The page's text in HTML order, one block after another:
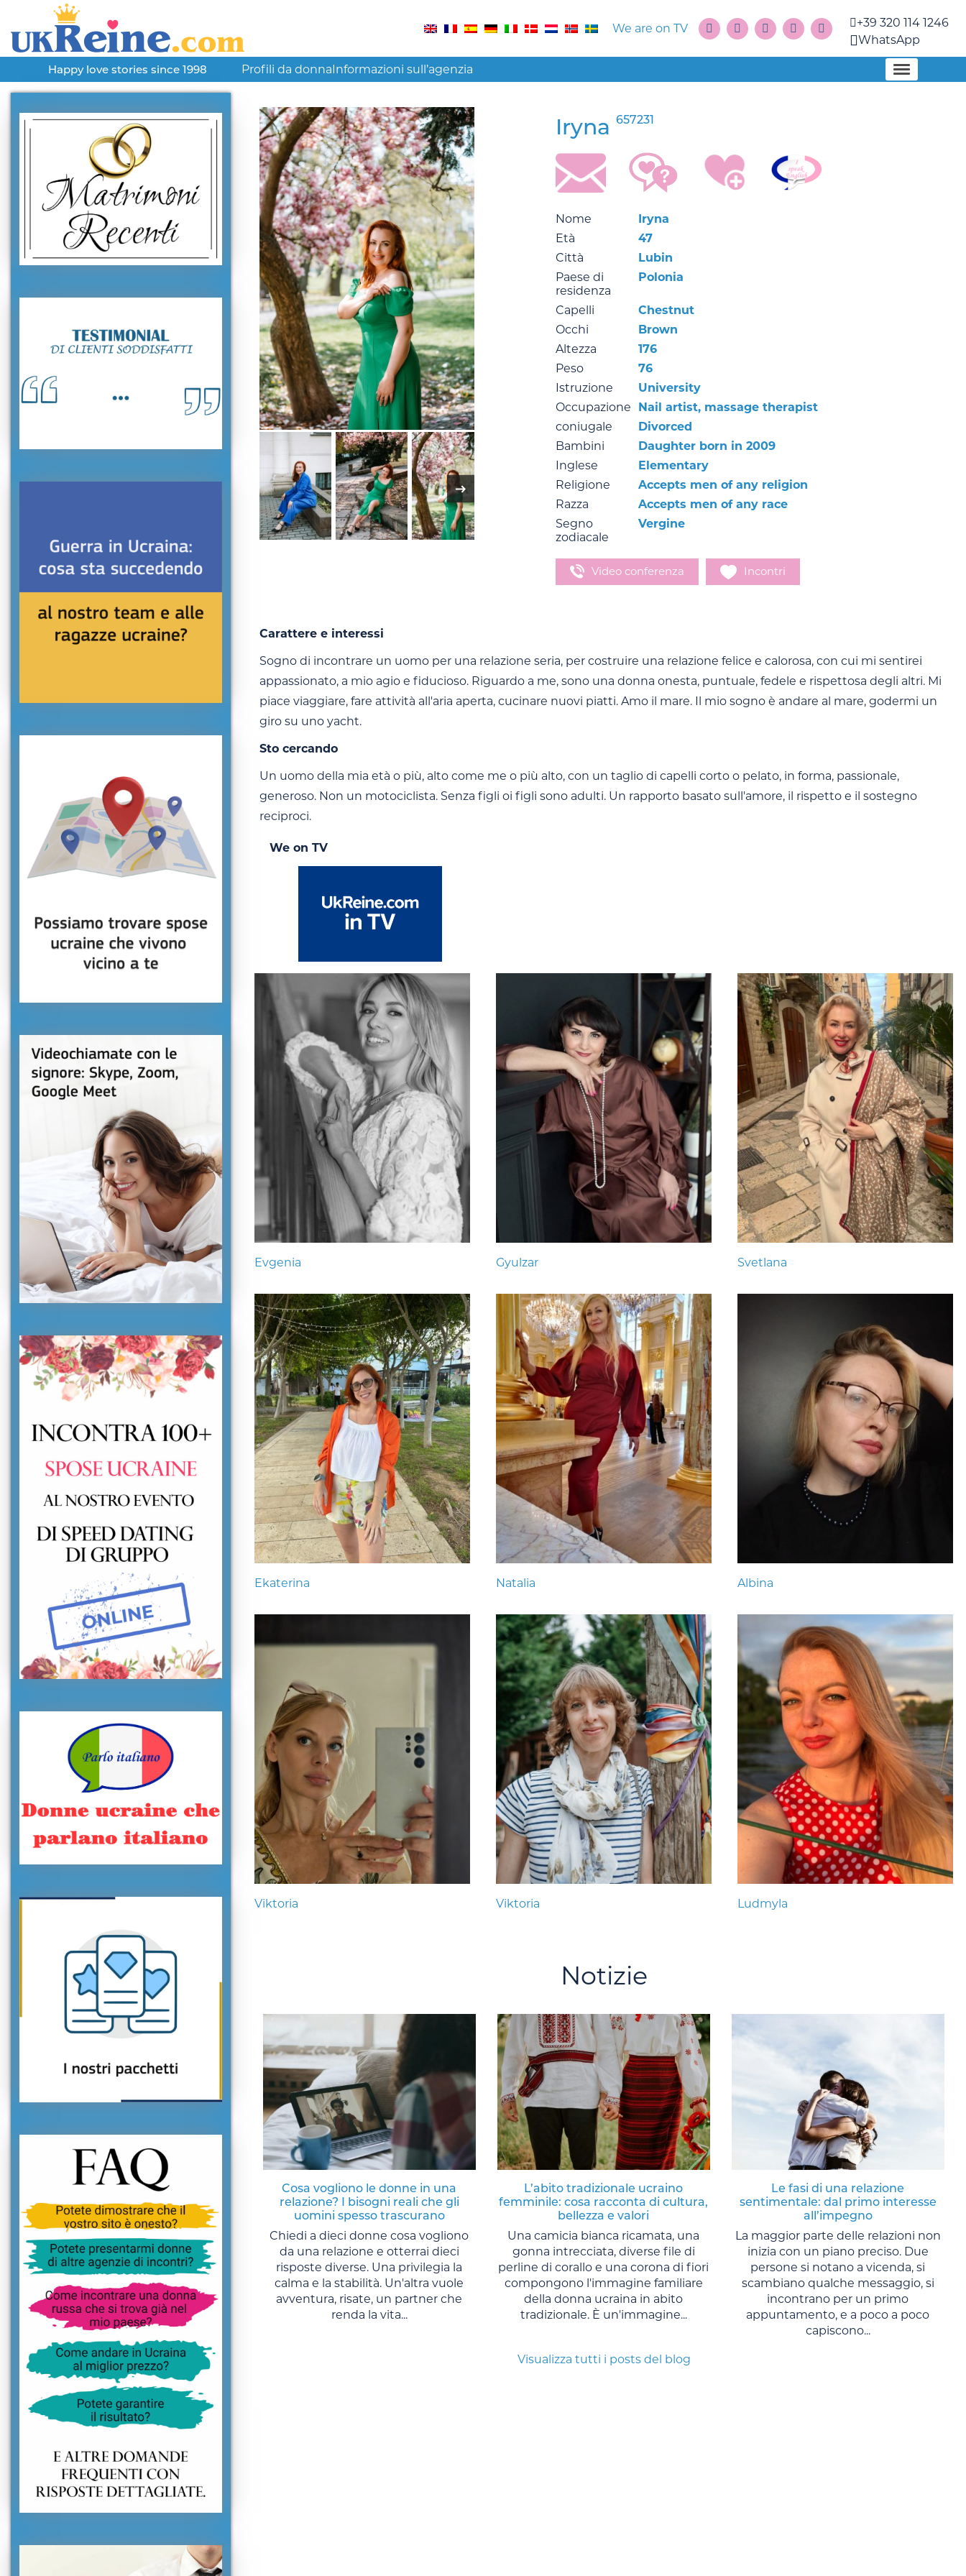
We are on TV
+39 320 114 1246
WhatsApp
Happy love stories since 1998 Profili da donnaInformazioni sull’agenzia
Iryna 657231
Nome
Iryna
Età
47
Città
Lubin
Paese di
residenza
Polonia
Capelli
Chestnut
Occhi
Brown
Altezza
176
Peso
76
Istruzione
University
Occupazione
Nail artist, massage therapist
coniugale
Divorced
Bambini
Daughter born in 2009
Inglese
Elementary
Religione
Accepts men of any religion
Razza
Accepts men of any race
Segno
zodiacale
Vergine
Video conferenza Incontri
Carattere e interessi
Sogno di incontrare un uomo per una relazione seria, per costruire una relazione felice e calorosa, con cui mi sentirei
appassionato, a mio agio e fiducioso. Riguardo a me, sono una donna onesta, puntuale, fedele e rispettosa degli altri. Mi
piace viaggiare, fare attività all'aria aperta, cucinare nuovi piatti. Amo il mare. Il mio sogno è andare al mare, godermi un
giro su uno yacht.
Sto cercando
Un uomo della mia età o più, alto come me o più alto, con un taglio di capelli corto o pelato, in forma, passionale,
generoso. Non un motociclista. Senza figli oi figli sono adulti. Un rapporto basato sull'amore, il rispetto e il sostegno
reciproci.
We on TV
Evgenia Gyulzar Svetlana
Ekaterina Natalia Albina
Viktoria Viktoria Ludmyla
Notizie
Cosa vogliono le donne in una
relazione? I bisogni reali che gli
uomini spesso trascurano
Chiedi a dieci donne cosa vogliono
da una relazione e otterrai dieci
risposte diverse. Una privilegia la
calma e la stabilità. Un'altra vuole
avventura, risate, un partner che
renda la vita...
L’abito tradizionale ucraino
femminile: cosa racconta di cultura,
bellezza e valori
Una camicia bianca ricamata, una
gonna intrecciata, diverse file di
perline di corallo e una corona di fiori
compongono l'immagine familiare
della donna ucraina in abito
tradizionale. È un'immagine...
Le fasi di una relazione
sentimentale: dal primo interesse
all’impegno
La maggior parte delle relazioni non
inizia con un piano preciso. Due
persone si notano a vicenda, si
scambiano qualche messaggio, si
incontrano per un primo
appuntamento, e a poco a poco
capiscono...
Visualizza tutti i posts del blog